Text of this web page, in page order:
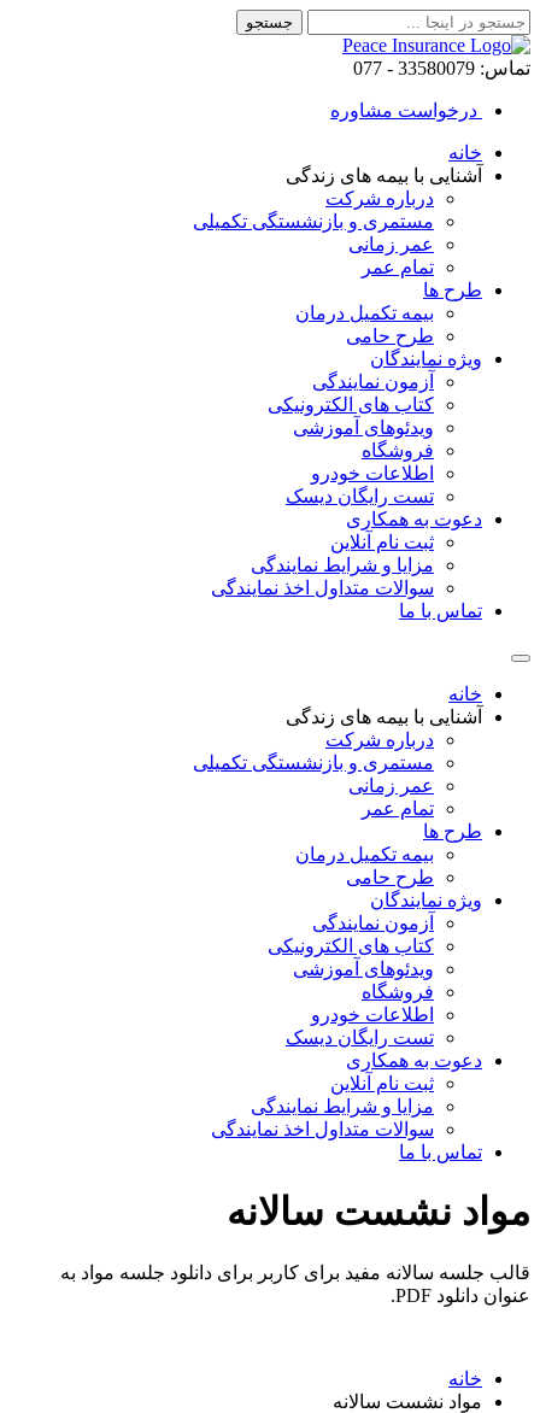
تماس: 33580079 - 077
درخواست مشاوره
خانه
آشنایی با بیمه های زندگی
درباره شرکت
مستمری و بازنشستگی تکمیلی
عمر زمانی
تمام عمر
طرح ها
بیمه تکمیل درمان
طرح حامی
ویژه نمایندگان
آزمون نمایندگی
کتاب های الکترونیکی
ویدئوهای آموزشی
فروشگاه
اطلاعات خودرو
تست رایگان دیسک
دعوت به همکاری
ثبت نام آنلاین
مزایا و شرایط نمایندگی
سوالات متداول اخذ نمایندگی
تماس با ما
خانه
آشنایی با بیمه های زندگی
درباره شرکت
مستمری و بازنشستگی تکمیلی
عمر زمانی
تمام عمر
طرح ها
بیمه تکمیل درمان
طرح حامی
ویژه نمایندگان
آزمون نمایندگی
کتاب های الکترونیکی
ویدئوهای آموزشی
فروشگاه
اطلاعات خودرو
تست رایگان دیسک
دعوت به همکاری
ثبت نام آنلاین
مزایا و شرایط نمایندگی
سوالات متداول اخذ نمایندگی
تماس با ما
مواد نشست سالانه
قالب جلسه سالانه مفید برای کاربر برای دانلود جلسه مواد به
عنوان دانلود PDF.
خانه
مواد نشست سالانه